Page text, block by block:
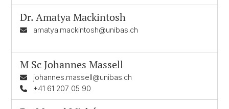
Dr.Amatya Mackintosh
amatya.mackintosh@unibas.ch
M ScJohannes Massell
johannes.massell@unibas.ch
+41 61 207 05 90